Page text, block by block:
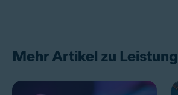
Mehr Artikel zu Leistung